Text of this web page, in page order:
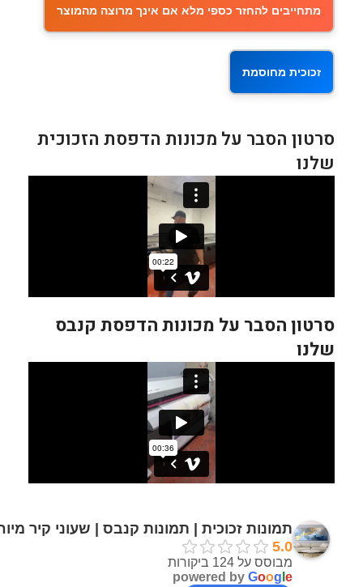
מתחייבים להחזר כספי מלא אם אינך מרוצה מהמוצר
זכוכית מחוסמת
סרטון הסבר על מכונות הדפסת הזכוכית
שלנו
סרטון הסבר על מכונות הדפסת קנבס
שלנו
תמונות זכוכית | תמונות קנבס | שעוני קיר
5.0
מבוסס על 124 ביקורות
powered by Goog e